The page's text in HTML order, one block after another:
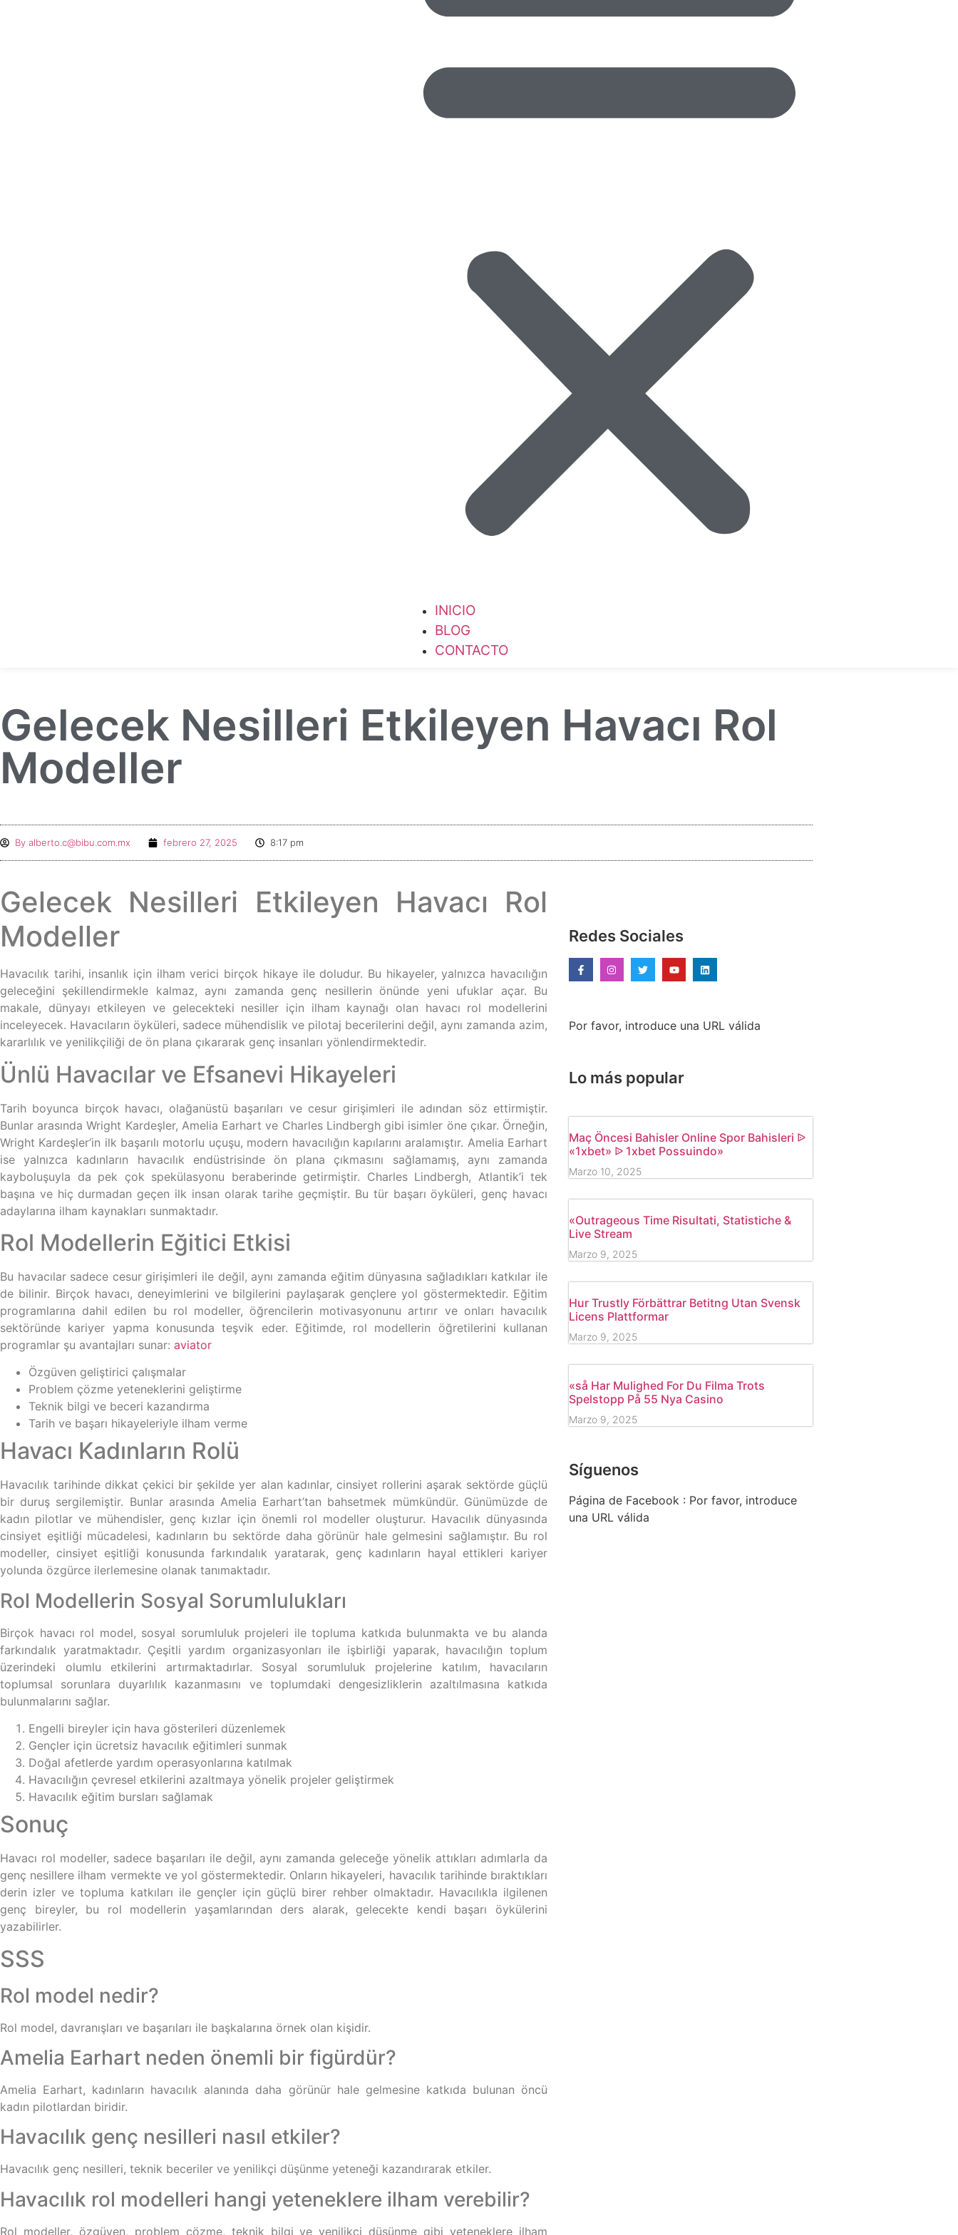
INICIO
BLOG
CONTACTO
Gelecek Nesilleri Etkileyen Havacı Rol
Modeller
By alberto.c@bibu.com.mx febrero 27, 2025 8:17 pm
Gelecek Nesilleri Etkileyen Havacı Rol
Modeller
Havacılık tarihi, insanlık için ilham verici birçok hikaye ile doludur. Bu hikayeler, yalnızca havacılığın
geleceğini şekillendirmekle kalmaz, aynı zamanda genç nesillerin önünde yeni ufuklar açar. Bu
makale, dünyayı etkileyen ve gelecekteki nesiller için ilham kaynağı olan havacı rol modellerini
inceleyecek. Havacıların öyküleri, sadece mühendislik ve pilotaj becerilerini değil, aynı zamanda azim,
kararlılık ve yenilikçiliği de ön plana çıkararak genç insanları yönlendirmektedir.
Ünlü Havacılar ve Efsanevi Hikayeleri
Tarih boyunca birçok havacı, olağanüstü başarıları ve cesur girişimleri ile adından söz ettirmiştir.
Bunlar arasında Wright Kardeşler, Amelia Earhart ve Charles Lindbergh gibi isimler öne çıkar. Örneğin,
Wright Kardeşler’in ilk başarılı motorlu uçuşu, modern havacılığın kapılarını aralamıştır. Amelia Earhart
ise yalnızca kadınların havacılık endüstrisinde ön plana çıkmasını sağlamamış, aynı zamanda
kayboluşuyla da pek çok spekülasyonu beraberinde getirmiştir. Charles Lindbergh, Atlantik’i tek
başına ve hiç durmadan geçen ilk insan olarak tarihe geçmiştir. Bu tür başarı öyküleri, genç havacı
adaylarına ilham kaynakları sunmaktadır.
Rol Modellerin Eğitici Etkisi
Bu havacılar sadece cesur girişimleri ile değil, aynı zamanda eğitim dünyasına sağladıkları katkılar ile
de bilinir. Birçok havacı, deneyimlerini ve bilgilerini paylaşarak gençlere yol göstermektedir. Eğitim
programlarına dahil edilen bu rol modeller, öğrencilerin motivasyonunu artırır ve onları havacılık
sektöründe kariyer yapma konusunda teşvik eder. Eğitimde, rol modellerin öğretilerini kullanan
programlar şu avantajları sunar: aviator
Özgüven geliştirici çalışmalar
Problem çözme yeteneklerini geliştirme
Teknik bilgi ve beceri kazandırma
Tarih ve başarı hikayeleriyle ilham verme
Havacı Kadınların Rolü
Havacılık tarihinde dikkat çekici bir şekilde yer alan kadınlar, cinsiyet rollerini aşarak sektörde güçlü
bir duruş sergilemiştir. Bunlar arasında Amelia Earhart’tan bahsetmek mümkündür. Günümüzde de
kadın pilotlar ve mühendisler, genç kızlar için önemli rol modeller oluşturur. Havacılık dünyasında
cinsiyet eşitliği mücadelesi, kadınların bu sektörde daha görünür hale gelmesini sağlamıştır. Bu rol
modeller, cinsiyet eşitliği konusunda farkındalık yaratarak, genç kadınların hayal ettikleri kariyer
yolunda özgürce ilerlemesine olanak tanımaktadır.
Rol Modellerin Sosyal Sorumlulukları
Birçok havacı rol model, sosyal sorumluluk projeleri ile topluma katkıda bulunmakta ve bu alanda
farkındalık yaratmaktadır. Çeşitli yardım organizasyonları ile işbirliği yaparak, havacılığın toplum
üzerindeki olumlu etkilerini artırmaktadırlar. Sosyal sorumluluk projelerine katılım, havacıların
toplumsal sorunlara duyarlılık kazanmasını ve toplumdaki dengesizliklerin azaltılmasına katkıda
bulunmalarını sağlar.
Engelli bireyler için hava gösterileri düzenlemek
Gençler için ücretsiz havacılık eğitimleri sunmak
Doğal afetlerde yardım operasyonlarına katılmak
Havacılığın çevresel etkilerini azaltmaya yönelik projeler geliştirmek
Havacılık eğitim bursları sağlamak
Sonuç
Havacı rol modeller, sadece başarıları ile değil, aynı zamanda geleceğe yönelik attıkları adımlarla da
genç nesillere ilham vermekte ve yol göstermektedir. Onların hikayeleri, havacılık tarihinde bıraktıkları
derin izler ve topluma katkıları ile gençler için güçlü birer rehber olmaktadır. Havacılıkla ilgilenen
genç bireyler, bu rol modellerin yaşamlarından ders alarak, gelecekte kendi başarı öykülerini
yazabilirler.
SSS
Rol model nedir?
Rol model, davranışları ve başarıları ile başkalarına örnek olan kişidir.
Amelia Earhart neden önemli bir figürdür?
Amelia Earhart, kadınların havacılık alanında daha görünür hale gelmesine katkıda bulunan öncü
kadın pilotlardan biridir.
Havacılık genç nesilleri nasıl etkiler?
Havacılık genç nesilleri, teknik beceriler ve yenilikçi düşünme yeteneği kazandırarak etkiler.
Havacılık rol modelleri hangi yeteneklere ilham verebilir?
Rol modeller, özgüven, problem çözme, teknik bilgi ve yenilikçi düşünme gibi yeteneklere ilham
Redes Sociales
Por favor, introduce una URL válida
Lo más popular
Maç Öncesi Bahisler Online Spor Bahisleri ᐉ
«1xbet» ᐉ 1xbet Possuindo»
Marzo 10, 2025
«Outrageous Time Risultati, Statistiche &
Live Stream
Marzo 9, 2025
Hur Trustly Förbättrar Betitng Utan Svensk
Licens Plattformar
Marzo 9, 2025
«så Har Mulighed For Du Filma Trots
Spelstopp På 55 Nya Casino
Marzo 9, 2025
Síguenos
Página de Facebook : Por favor, introduce
una URL válida